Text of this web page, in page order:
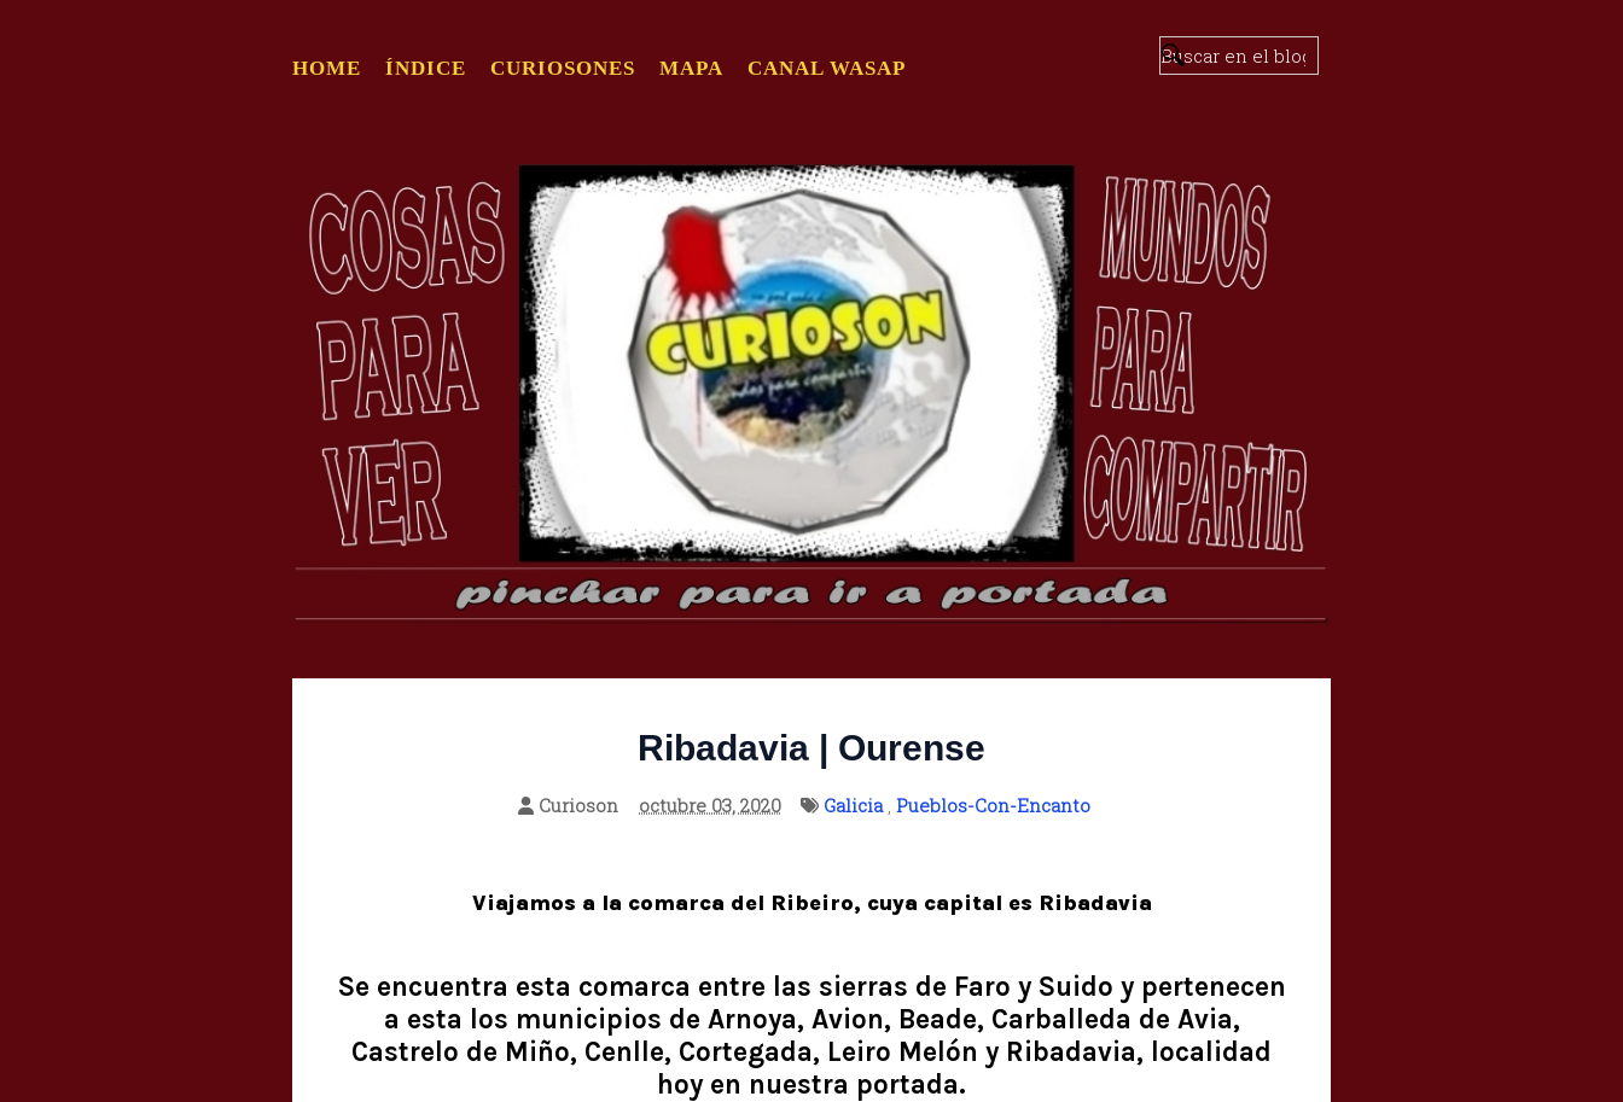
HOME ÍNDICE CURIOSONES MAPA CANAL WASAP
Ribadavia | Ourense
Curioson octubre 03, 2020 Galicia, Pueblos-Con-Encanto
Viajamos a la comarca del Ribeiro, cuya capital es Ribadavia
Se encuentra esta comarca entre las sierras de Faro y Suido y pertenecen
a esta los municipios de Arnoya, Avion, Beade, Carballeda de Avia,
Castrelo de Miño, Cenlle, Cortegada, Leiro Melón y Ribadavia, localidad
hoy en nuestra portada.